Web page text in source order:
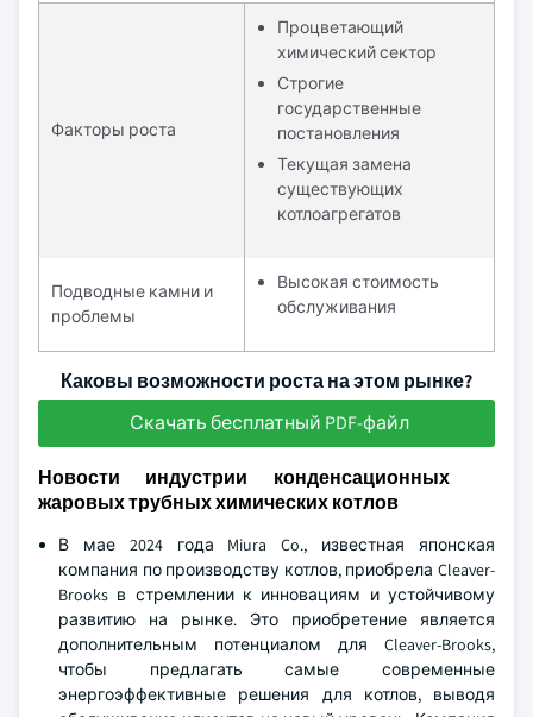
Факторы роста
Процветающий
химический сектор
Строгие
государственные
постановления
Текущая замена
существующих
котлоагрегатов
Подводные камни и
проблемы
Высокая стоимость
обслуживания
Каковы возможности роста на этом рынке?
Скачать бесплатный PDF-файл
Новости индустрии конденсационных
жаровых трубных химических котлов
В мае 2024 года Miura Co., известная японская
компания по производству котлов, приобрела Cleaver-
Brooks в стремлении к инновациям и устойчивому
развитию на рынке. Это приобретение является
дополнительным потенциалом для Cleaver-Brooks,
чтобы предлагать самые современные
энергоэффективные решения для котлов, выводя